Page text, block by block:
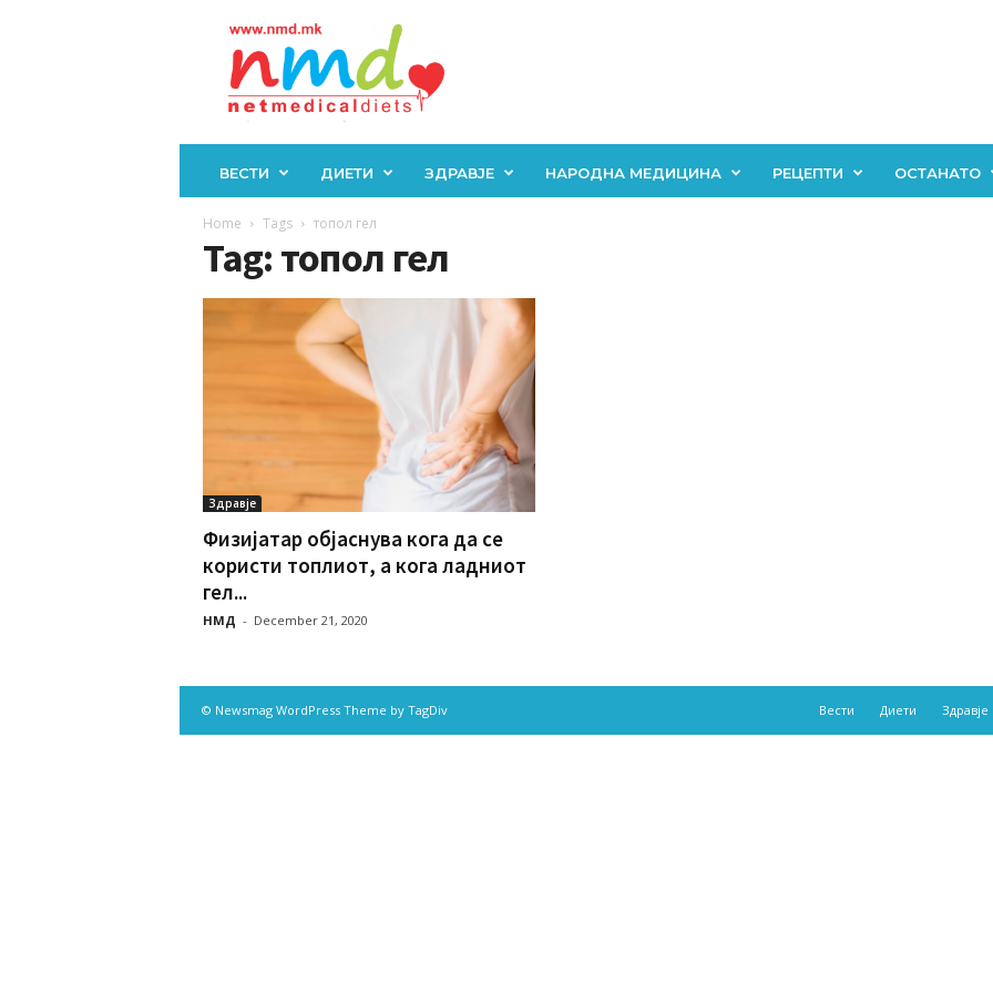
ВЕСТИ ДИЕТИ ЗДРАВЈЕ НАРОДНА МЕДИЦИНА РЕЦЕПТИ ОСТАНАТО
Home Tags топол гел
Tag: топол гел
Здравје
Физијатар објаснува кога да се
користи топлиот, а кога ладниот
гел...
НМД - December 21, 2020
Вести Диети Здравје
© Newsmag WordPress Theme by TagDiv